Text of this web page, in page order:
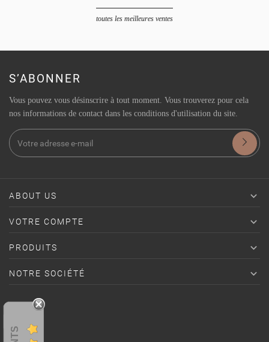
toutes les meilleures ventes
S’ABONNER
Vous pouvez vous désinscrire à tout moment. Vous trouverez pour cela
nos informations de contact dans les conditions d'utilisation du site.
ABOUT US 
VOTRE COMPTE 
PRODUITS 
NOTRE SOCIÉTÉ 